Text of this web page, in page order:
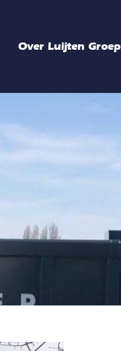
Over Luijten Groep